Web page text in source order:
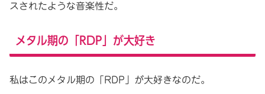
スされたような音楽性だ。
メタル期の「RDP」が大好き
私はこのメタル期の「RDP」が大好きなのだ。